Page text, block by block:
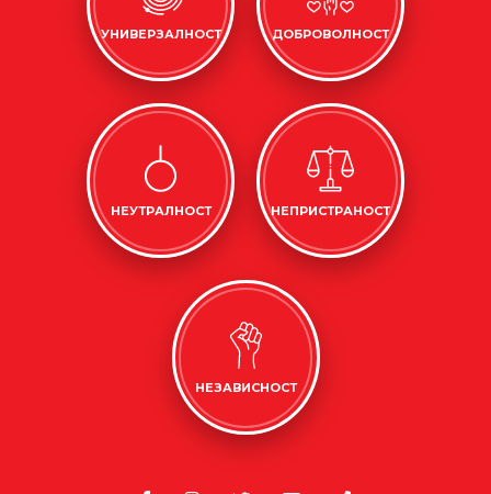
УНИВЕРЗАЛНОСТ ДОБРОВОЛНОСТ
НЕУТРАЛНОСТ НЕПРИСТРАНОСТ
НЕЗАВИСНОСТ